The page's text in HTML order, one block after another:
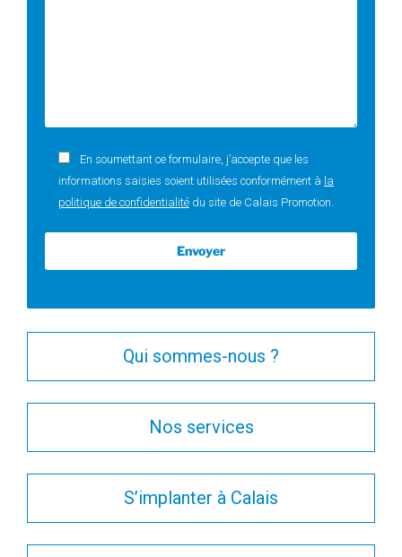
En soumettant ce formulaire, j’accepte que les
informations saisies soient utilisées conformément à la
politique de confidentialité du site de Calais Promotion.
Qui sommes-nous ?
Nos services
S’implanter à Calais